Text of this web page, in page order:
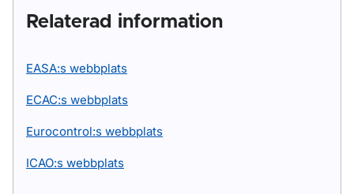
Relaterad information
EASA:s webbplats
ECAC:s webbplats
Eurocontrol:s webbplats
ICAO:s webbplats